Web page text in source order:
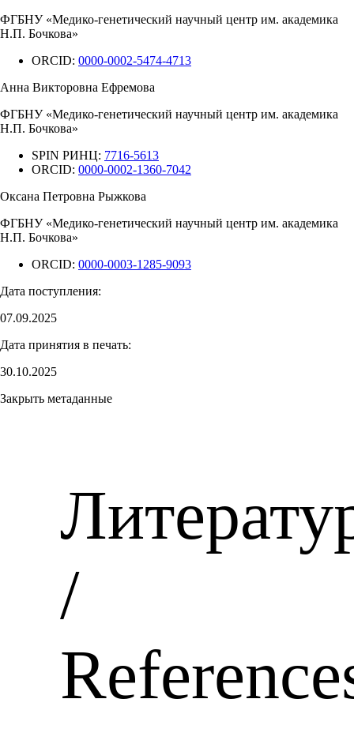
ФГБНУ «Медико-генетический научный центр им. академика
Н.П. Бочкова»
ORCID: 0000-0002-5474-4713
Анна Викторовна Ефремова
ФГБНУ «Медико-генетический научный центр им. академика
Н.П. Бочкова»
SPIN РИНЦ: 7716-5613
ORCID: 0000-0002-1360-7042
Оксана Петровна Рыжкова
ФГБНУ «Медико-генетический научный центр им. академика
Н.П. Бочкова»
ORCID: 0000-0003-1285-9093
Дата поступления:
07.09.2025
Дата принятия в печать:
30.10.2025
Закрыть метаданные
/